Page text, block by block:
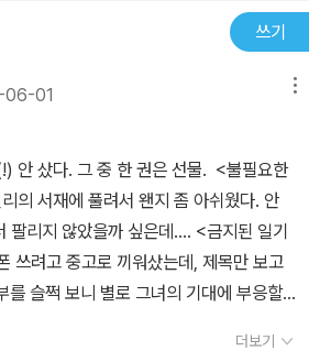
같지 않다는 외로움을 느끼며 내가 누군
나도 그 균열을 받아들이고 기다리기도
유기적이어서 시작이 있으면 끝이 있
는 관계는 매말라서 박제된 것이나 다름
남이 있고 헤어짐이 있고 언젠가 누구든
.관계의 균열이 불행만은 아니다.균열과
도 삶은 계속된다. 그리고 균열을 통해 성
영화 <말아톤>을 보고 누군가가 말했
손을 언제 놓아야 하는가 에 대한 영화라
순간이 필요할 때가 있다. 동시에 그 잡았
족을 생각했다. 다른 가족들과 다르지 않
기다리고 있었다.’ p 209~ 210삼촌이라
는남자를 좋아하는 엄마의 감정을 다룬
자와 두 남자 파룩과 폴 사이의 분명하지
모르는 일>도 흔한 소재였지만, 줌파 라히
부 <헤마와 코쉭>은각각의 시선으로 쓰여
시선으로 연결되는 연작소설이다.인도에
의 일상, 갈등을 그렸다. 소녀 헤마의 시
니 자리에 젊은 인도 여자를 새어머니로들
함께 보냈고, 서로가 서로를 원하고 있었지
다고 말이다. 이 책을 읽으면서아마도 우
유럽이나 곳곳에 여러가지 이유로 정착해
갈등 속에 살고 있겠구나 라는 생각이
에 정착하기 위해, 가족의 틀을 지키기 위
포장하며 지내는 동안, 서로가 서로에 대
고 그래서 결국은 이질적인 문화 위에 가
하게 되는 것. 때로 가족만한 상처가 있던
버지를 모셔야 한다는 중압감은 있으나
에게 같이 살지 않겠다고 나의 인생을 살
닌 아버지였고, 그것은 긴긴 세월 이국에
살아온 인생에 대한 일종의 반기였다 (길
주셨다. 심지어 화단까지 손수 가꿔주시
면서 루마의 마음이 아버지와 함께 사는
판단을 하고 함께 살길 권유한다. 하지만
틀에 구속되고 싶어하지 않는다. 그렇게
난 박치부인과 부담없는 관계를 갖는 것
로 생각한다. 우리도 결혼을 하면서 함께
간을 꿈꾼다. 아이들이 자라는 동안 사실
때로 생긴다. 그래도 변하지 않는 것 그
어진 가족이라는 것이고 사랑한다는 것이
린시절 엄마가 프라납삼촌을 향해 연정
쓰기
01
다. 그 중 한 권은 선물. <불필요한
의 서재에 풀려서 왠지 좀 아쉬웠다. 안
팔리지 않았을까 싶은데.... <금지된 일기
쓰려고 중고로 끼워샀는데, 제목만 보고
슬쩍 보니 별로 그녀의 기대에 부응할
더보기